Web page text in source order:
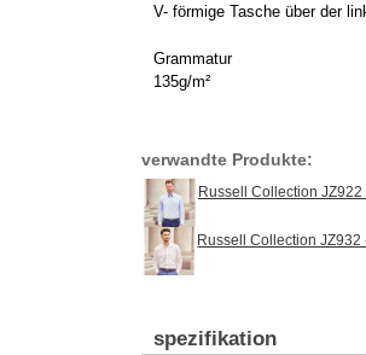
V- förmige Tasche über der
Grammatur
135g/m²
verwandte Produkte:
Russell Collection
Russell Collection JZ932
spezifikation